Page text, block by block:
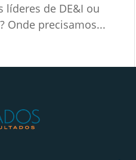
líderes de DE&I ou
Onde precisamos...